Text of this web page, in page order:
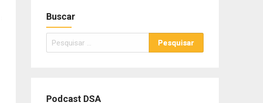
Buscar
Pesquisar
por:
Podcast DSA